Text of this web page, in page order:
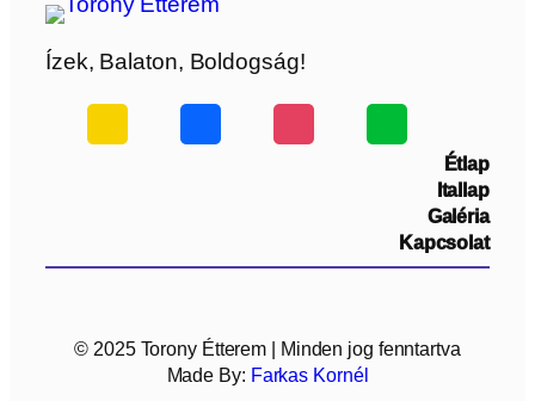
Ízek, Balaton, Boldogság!
Étlap
Itallap
Galéria
Kapcsolat
© 2025 Torony Étterem | Minden jog fenntartva
Made By: Farkas Kornél